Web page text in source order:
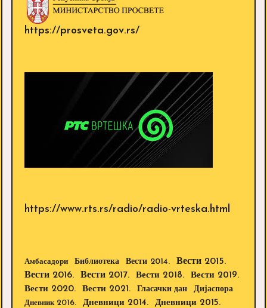
https://prosveta.gov.rs/
https://www.rts.rs/radio/radio-vrteska.html
Амбасадори Библиотека Вести 2014.
Вести 2015.
Вести 2016.
Вести 2017. Вести 2018.
Вести 2019.
Вести 2020.
Вести 2021. Гласачки дан Дијаспора
Дневник 2016. Дневници 2014.
Дневници 2015.